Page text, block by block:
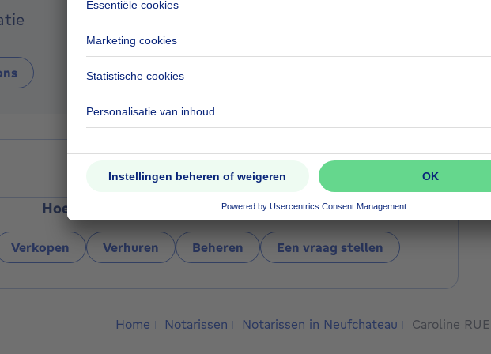
Website
Caroline RUELLE
Hoe kunnen wij u vandaag helpen?
Verkopen Verhuren Beheren Een vraag stellen
Home Notarissen Notarissen in Neufchateau Caroline